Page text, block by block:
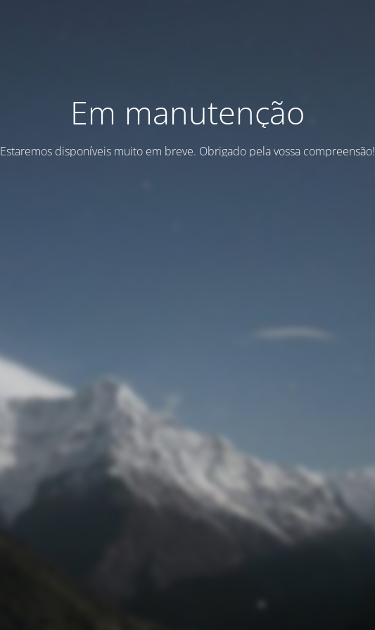
Em manutenção
Estaremos disponíveis muito em breve. Obrigado pela vossa compreensão!